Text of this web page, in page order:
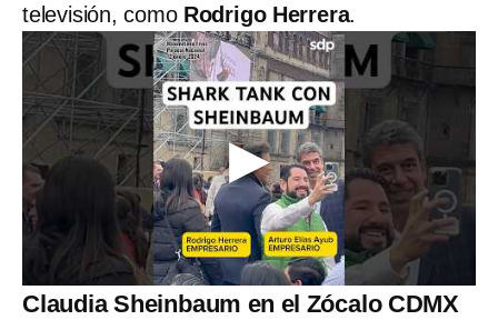
televisión, como Rodrigo Herrera.
Claudia Sheinbaum en el Zócalo CDMX